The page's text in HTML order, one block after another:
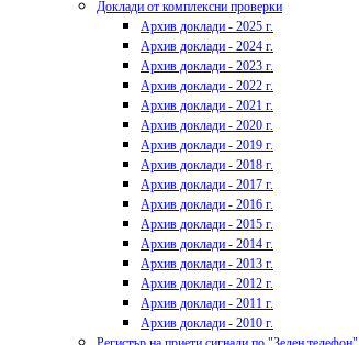
Доклади от комплексни проверки
Архив доклади - 2025 г.
Архив доклади - 2024 г.
Архив доклади - 2023 г.
Архив доклади - 2022 г.
Архив доклади - 2021 г.
Архив доклади - 2020 г.
Архив доклади - 2019 г.
Архив доклади - 2018 г.
Архив доклади - 2017 г.
Архив доклади - 2016 г.
Архив доклади - 2015 г.
Архив доклади - 2014 г.
Архив доклади - 2013 г.
Архив доклади - 2012 г.
Архив доклади - 2011 г.
Архив доклади - 2010 г.